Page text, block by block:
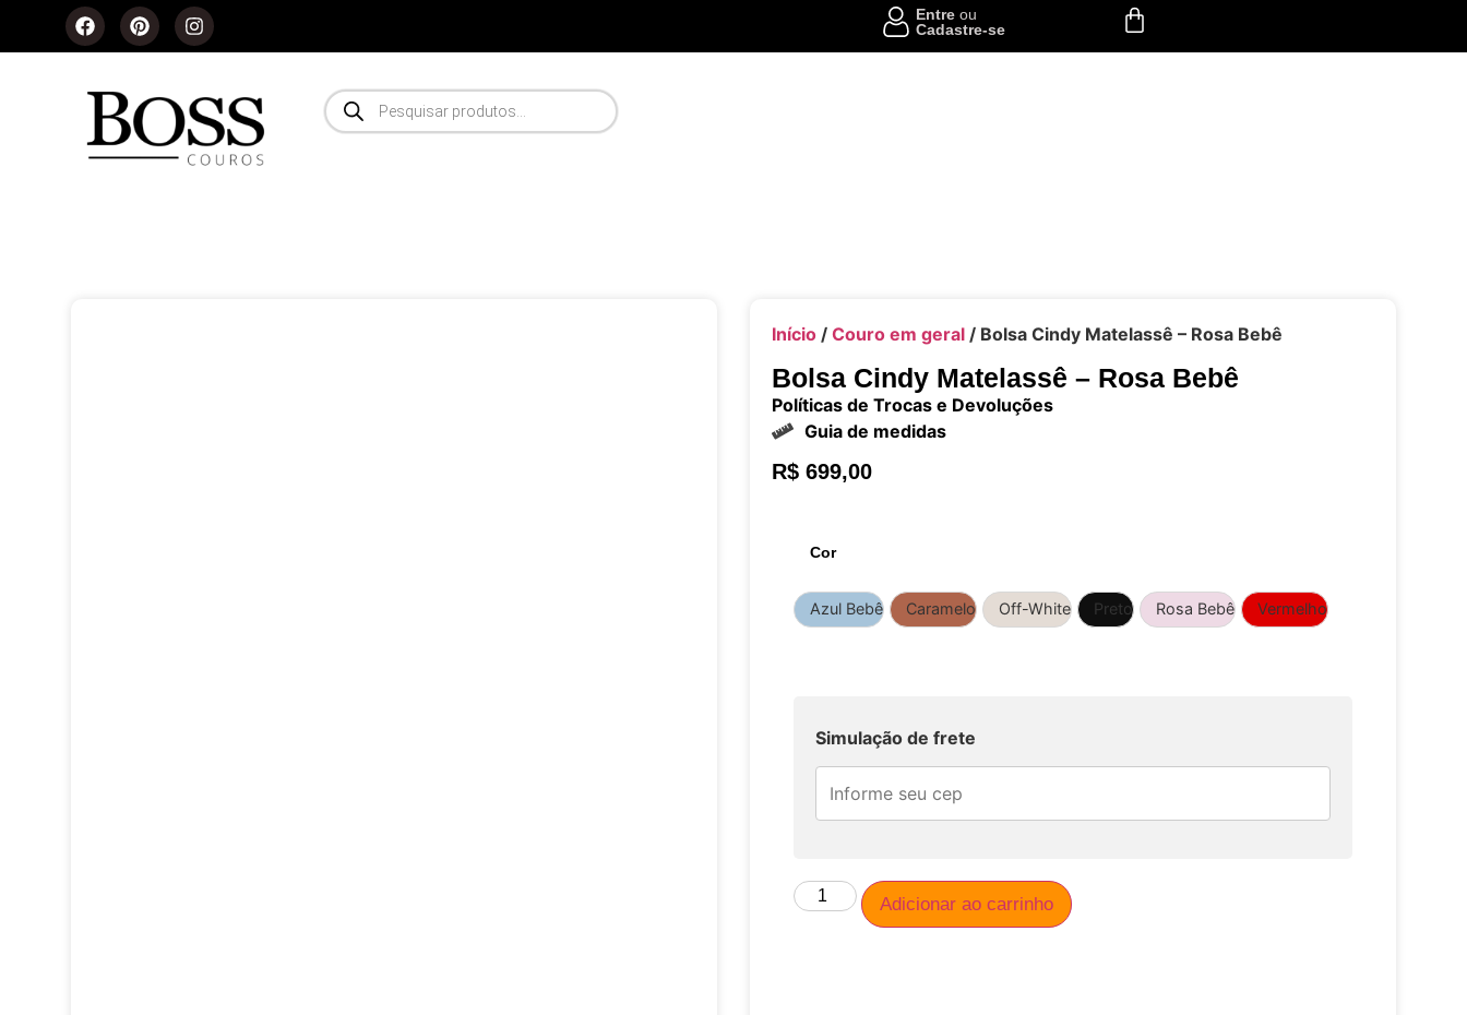
Entreou
Cadastre-se
Início/ Couro em geral/ Bolsa Cindy Matelassê – Rosa Bebê
Bolsa Cindy Matelassê – Rosa Bebê
Políticas de Trocas e Devoluções
Guia de medidas
R$699,00
Cor
Azul Bebê Caramelo Off-White Preto Rosa Bebê Vermelho
Simulação de frete
Adicionar ao carrinho